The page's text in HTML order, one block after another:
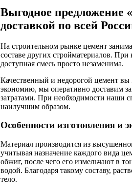
Выгодное предложение
доставкой по всей
На строительном рынке цемент
составе других стройматериалов.
доступная смесь просто незаменима.
Качественный и недорогой цемент
экономию, мы оперативно доставим
затратами. При необходимости наши
наилучшим образом.
Особенности изготовления и
Материал производится из
учитывая назначение каждого вида
обжиг, после чего его измельчают в
водой. Благодаря такому составу,
тело.